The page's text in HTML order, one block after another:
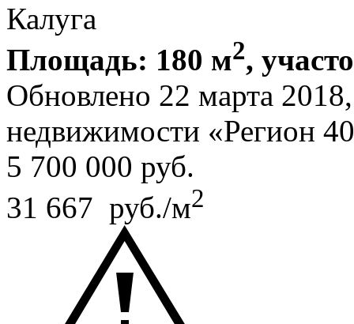
Калуга
Площадь: 180 м2,
Обновлено 22 марта
недвижимости «Регион
5 700 000 руб.
31 667 руб./м2